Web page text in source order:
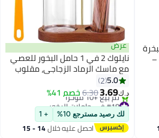
عرض
نايلوك 2 في 1 حامل البخور للعصي
مع ماسك الرماد الزجاجي، مقلوب
أسفل مضاد الرماد حروق عصا
البخور، حديثة عمودية حامل البخور
لليوغا، وسبأ، والتأمل، وبني الديكور
المنزلي
5.0
2
3.69
6.30 خصم 41%
#18 في حاملات البخور
أقل سعر في 7 يوم
تم بيع +10 مؤخرًا
#18 في حاملات البخور
لك رصيد مسترجع 10% + 1
احصل عليه خلال 14 - 15